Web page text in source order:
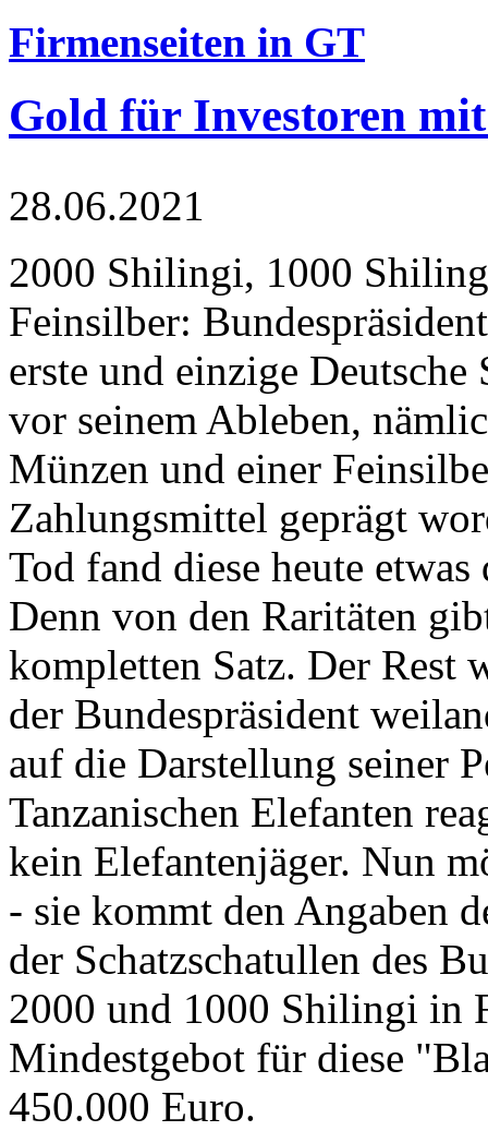
Firmenseiten in GT
Gold für Investoren
28.06.2021
2000 Shilingi, 1000
Feinsilber:
erste und einzige Deutsche
vor seinem Ableben,
Münzen und einer
Zahlungsmittel geprägt
Tod fand diese heute
Denn von den Raritäten
kompletten Satz. Der Rest
der Bundespräsident
auf die Darstellung seiner
Tanzanischen Elefanten
kein Elefantenjäger. Nun
- sie kommt den Angaben
der Schatzschatullen des
2000 und 1000 Shilingi in
Mindestgebot für diese
450.000 Euro.